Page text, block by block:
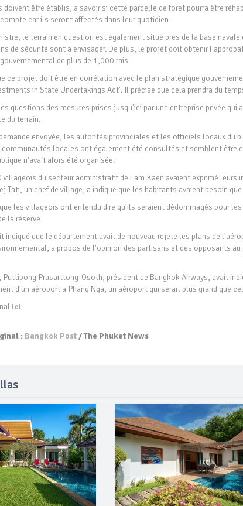
doivent être établis, a savoir si cette parcelle de foret pourra être
car ils seront affectés dans leur quotidien.
le terrain en question est également situé près de la base
de sécurité sont a envisager. De plus, le projet doit obtenir
de plus de 1,000 rais.
ce projet doit être en corrélation avec le plan stratégique
in State Undertakings Act'. Il précise que cela prendra du
questions des mesures prises jusqu'ici par une entreprise privée qui
du terrain.
envoyée, les autorités provinciales et les officiels locaux du
communautés locales ont également été consultés et semblent être
n'avait alors été organisée.
villageois du secteur administratif de Lam Kaen avaient exprimé
Tati, un chef de village, a indiqué que les habitants avaient besoin
les villageois ont entendu dire qu'ils seraient dédommagés pour
la réserve.
indiqué que le département avait de nouveau rejeté les plans de
a propos de l'opinion des partisans et des opposants
Puttipong Prasarttong-Osoth, président de Bangkok Airways, avait
d'un aéroport a Phang Nga, un aéroport qui serait plus grand que
ici.
: Bangkok Post / The Phuket News